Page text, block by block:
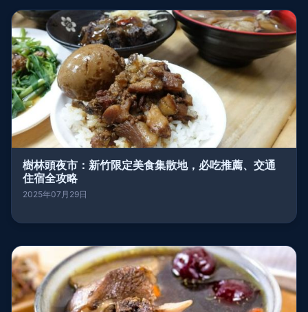
樹林頭夜市：新竹限定美食集散地，必吃推薦、交通
住宿全攻略
2025年07月29日